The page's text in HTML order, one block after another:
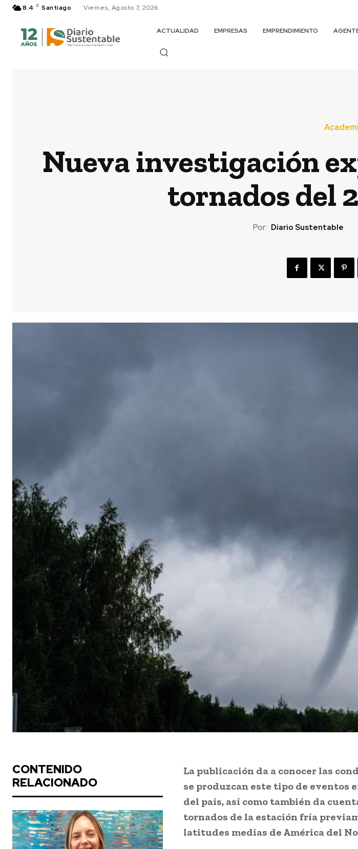
8.4 C Santiago Viernes, Agosto 7, 2026
ACTUALIDAD EMPRESAS EMPRENDIMIENTO
Nueva investigación
tornados del
Por: Diario Sustentable
CONTENIDO
RELACIONADO
La publicación da a conocer las
se produzcan este tipo de eventos
del país, así como también da
tornados de la estación fría
latitudes medias de América del